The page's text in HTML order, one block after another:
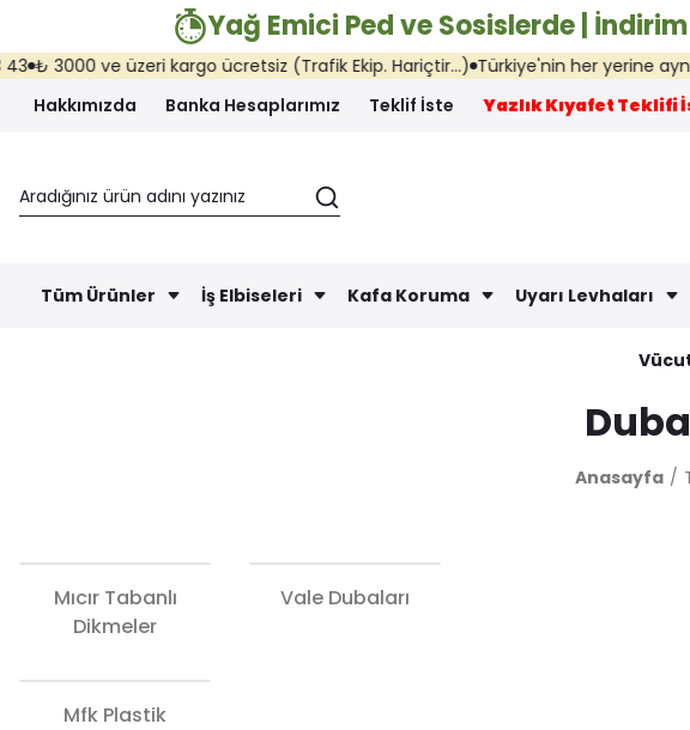
Yağ Emici Ped ve Sosislerde | İndirim
ve üzeri kargo ücretsiz (Trafik Ekip. Hariçtir...) Türkiye'nin her yerine aynı günde
Hakkımızda
Banka Hesaplarımız Teklif İste Yazlık Kıyafet Teklifi
Tüm Ürünler İş Elbiseleri Kafa Koruma Uyarı Levhaları
Anasayfa
Mıcır Tabanlı
Dikmeler
Vale Dubaları
Mfk Plastik